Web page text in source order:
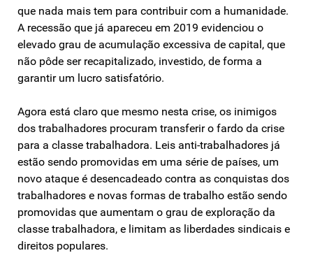
que nada mais tem para contribuir com a humanidade.
A recessão que já apareceu em 2019 evidenciou o
elevado grau de acumulação excessiva de capital, que
não pôde ser recapitalizado, investido, de forma a
garantir um lucro satisfatório.
Agora está claro que mesmo nesta crise, os inimigos
dos trabalhadores procuram transferir o fardo da crise
para a classe trabalhadora. Leis anti-trabalhadores já
estão sendo promovidas em uma série de países, um
novo ataque é desencadeado contra as conquistas dos
trabalhadores e novas formas de trabalho estão sendo
promovidas que aumentam o grau de exploração da
classe trabalhadora, e limitam as liberdades sindicais e
direitos populares.